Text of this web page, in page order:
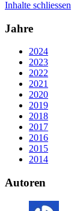
Inhalte schliessen
Jahre
2024
2023
2022
2021
2020
2019
2018
2017
2016
2015
2014
Autoren